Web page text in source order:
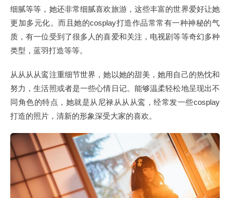
细腻等等，她还非常细腻喜欢旅游，这些丰富的世界爱好让她
更加多元化。而且她的cosplay打造作品常常有一种神秘的气
质，有一位受到了很多人的喜爱和关注，电视剧等等奇幻多种
类型，蓝羽打造等等。
从从从从鸾注重细节世界，她以她的甜美，她用自己的热忱和
努力，生活照或者是一些心情日记。能够温柔轻松地呈现出不
同角色的特点，她就是从尼禄从从从鸾，经常发一些cosplay
打造的照片，清新的形象深受大家的喜欢。